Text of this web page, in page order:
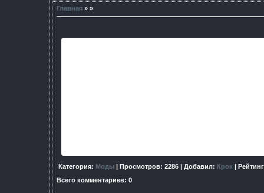
Главная » »
Категория: Моды | Просмотров: 2286 | Добавил: Крок | Рейтинг
Всего комментариев: 0